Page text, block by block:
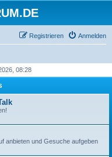
Anmelden
Registrieren
08:28
anbieten und Gesuche aufgeben